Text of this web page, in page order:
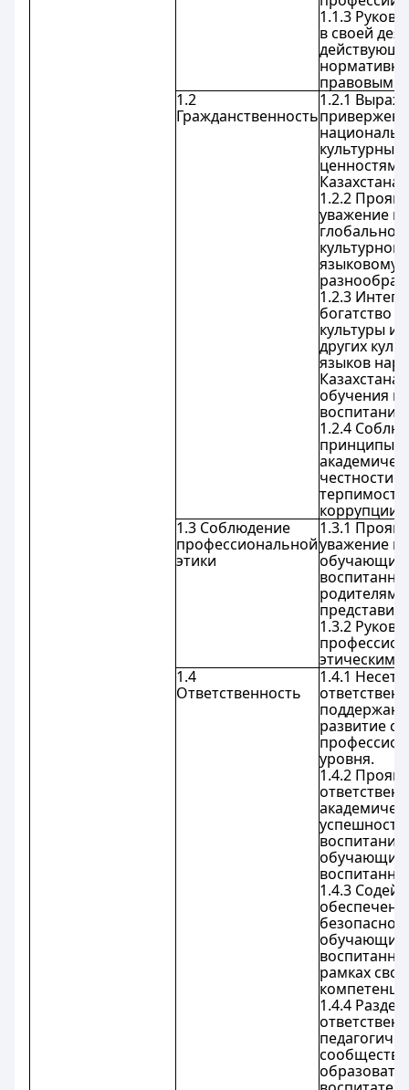
1.1.3
в своей
правовыми
1.2
Гражданственность
1.2.1
культурным
ценностям
Казахстана.
1.2.2
уважение к
языковому
1.2.3
богатство
культуры и
других
языков
Казахстана
обучения и
воспитания.
1.2.4
принципы
честности
терпимости
коррупции.
1.3 Соблюдение
профессиональной
этики
1.3.1
уважение к
1.3.2
1.4
Ответственность
1.4.1 Несет
развитие
уровня.
1.4.2
воспитание
1.4.3
рамках
1.4.4
сообщества